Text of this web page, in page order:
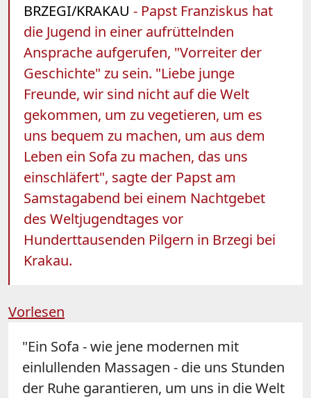
BRZEGI/KRAKAU - Papst Franziskus hat
die Jugend in einer aufrüttelnden
Ansprache aufgerufen, "Vorreiter der
Geschichte" zu sein. "Liebe junge
Freunde, wir sind nicht auf die Welt
gekommen, um zu vegetieren, um es
uns bequem zu machen, um aus dem
Leben ein Sofa zu machen, das uns
einschläfert", sagte der Papst am
Samstagabend bei einem Nachtgebet
des Weltjugendtages vor
Hunderttausenden Pilgern in Brzegi bei
Krakau.
Vorlesen
"Ein Sofa - wie jene modernen mit
einlullenden Massagen - die uns Stunden
der Ruhe garantieren, um uns in die Welt